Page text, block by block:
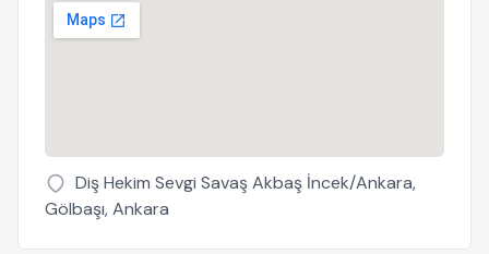
Diş Hekim Sevgi Savaş Akbaş İncek/Ankara,
Gölbaşı, Ankara